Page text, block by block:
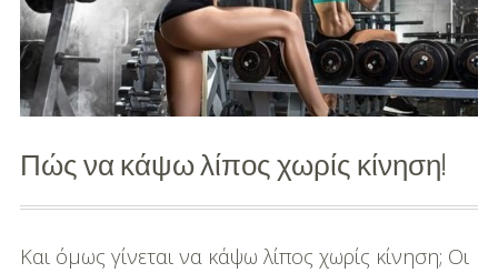
51
-Γυμναστική
και
αυστηρή
διατροφή
με
Πώς να κάψω λίπος χωρίς κίνηση!
Και όμως γίνεται να κάψω λίπος χωρίς κίνηση; Οι